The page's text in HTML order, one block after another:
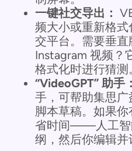
一键社交导出：
频大小或重新格
交平台。需要垂直
Instagram 视频？
格式化时进行猜测
“VideoGPT” 助手：
手，可帮助集思
脚本草稿。如果
省时间——人工智
纲，然后你编辑并